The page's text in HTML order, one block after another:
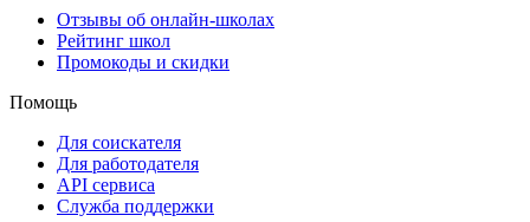
Отзывы об онлайн-школах
Рейтинг школ
Промокоды и скидки
Помощь
Для соискателя
Для работодателя
API сервиса
Служба поддержки